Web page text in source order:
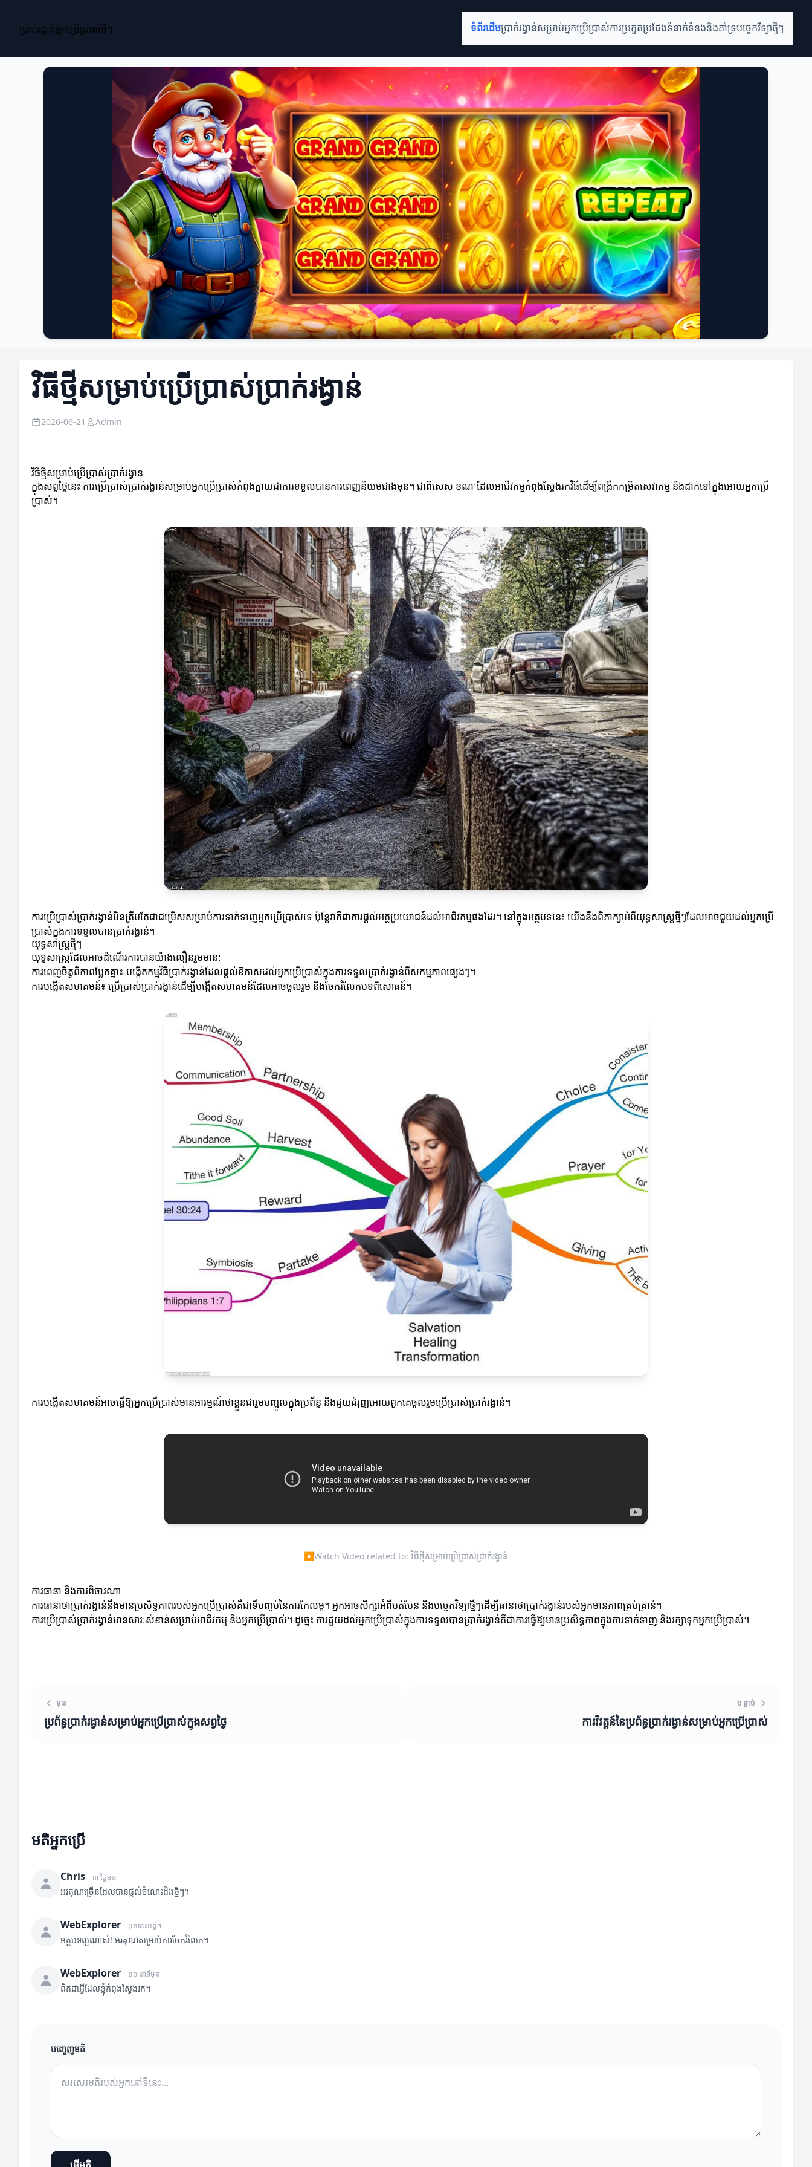
ប្រាក់រង្វាន់អ្នកប្រើប្រាស់ថ្មីៗ ទំព័រដើមប្រាក់រង្វាន់សម្រាប់អ្នកប្រើប្រាស់ការប្រកួតប្រជែងទំនាក់ទំនងនិងគាំទ្របច្ចេកវិទ្យាថ្មីៗ
វិធីថ្មីសម្រាប់ប្រើប្រាស់ប្រាក់រង្វាន់
2026-06-21 Admin
វិធីថ្មីសម្រាប់ប្រើប្រាស់ប្រាក់រង្វាន
ក្នុងសព្វថ្ងៃនេះ ការប្រើប្រាស់ប្រាក់រង្វាន់សម្រាប់អ្នកប្រើប្រាស់កំពុងក្លាយជាការទទួលបានការពេញនិយមជាងមុន។ ជាពិសេស ខណៈដែលអាជីវកម្មកំពុងស្វែងរកវិធីដើម្បីពង្រីកកម្រិតសេវាកម្ម និងដាក់ទៅក្នុងអោយអ្នកប្រើ
ប្រាស់។
ការប្រើប្រាស់ប្រាក់រង្វាន់មិនត្រឹមតែជាជម្រើសសម្រាប់ការទាក់ទាញអ្នកប្រើប្រាស់ទេ ប៉ុន្តែវាក៏ជាការផ្តល់អត្ថប្រយោជន៍ដល់អាជីវកម្មផងដែរ។ នៅក្នុងអត្ថបទនេះ យើងនឹងពិភាក្សាអំពីយុទ្ធសាស្ត្រថ្មីៗដែលអាចជួយដល់អ្នកប្រើ
ប្រាស់ក្នុងការទទួលបានប្រាក់រង្វាន់។
យុទ្ធសាស្ត្រថ្មីៗ
យុទ្ធសាស្ត្រដែលអាចដំណើរការបានយ៉ាងលឿនរួមមាន:
ការពេញចិត្តពីភាពប្លែកគ្នា៖ បង្កើតកម្មវិធីប្រាក់រង្វាន់ដែលផ្តល់ឱកាសដល់អ្នកប្រើប្រាស់ក្នុងការទទួលប្រាក់រង្វាន់ពីសកម្មភាពផ្សេងៗ។
ការបង្កើតសហគមន៍៖ ប្រើប្រាស់ប្រាក់រង្វាន់ដើម្បីបង្កើតសហគមន៍ដែលអាចចូលរួម និងចែករំលែកបទពិសោធន៍។
ការបង្កើតសហគមន៍អាចធ្វើឱ្យអ្នកប្រើប្រាស់មានអារម្មណ៍ថាខ្លួនជារួមបញ្ចូលក្នុងប្រព័ន្ធ និងជួយជំរុញអោយពួកគេចូលរួមប្រើប្រាស់ប្រាក់រង្វាន់។
▶Watch Video related to: វិធីថ្មីសម្រាប់ប្រើប្រាស់ប្រាក់រង្វាន់
ការធានា និងការពិចារណា
ការធានាថាប្រាក់រង្វាន់នឹងមានប្រសិទ្ធភាពរបស់អ្នកប្រើប្រាស់គឺជាទីបញ្ចប់នៃការកែលម្អ។ អ្នកអាចសិក្សាអំពីបត់បែន និងបច្ចេកវិទ្យាថ្មីៗដើម្បីធានាថាប្រាក់រង្វាន់របស់អ្នកមានភាពគ្រប់គ្រាន់។
ការប្រើប្រាស់ប្រាក់រង្វាន់មានសារៈសំខាន់សម្រាប់អាជីវកម្ម និងអ្នកប្រើប្រាស់។ ដូច្នេះ ការជួយដល់អ្នកប្រើប្រាស់ក្នុងការទទួលបានប្រាក់រង្វាន់គឺជាការធ្វើឱ្យមានប្រសិទ្ធភាពក្នុងការទាក់ទាញ និងរក្សាទុកអ្នកប្រើប្រាស់។
មុន
ប្រព័ន្ធប្រាក់រង្វាន់សម្រាប់អ្នកប្រើប្រាស់ក្នុងសព្វថ្ងៃ
បន្ទាប់
ការវិវត្តន៍នៃប្រព័ន្ធប្រាក់រង្វាន់សម្រាប់អ្នកប្រើប្រាស់
មតិអ្នកប្រើ
Chris ៣ ថ្ងៃមុន
អរគុណច្រើនដែលបានផ្តល់ចំណេះដឹងថ្មីៗ។
WebExplorer មុននេះបន្តិច
អត្ថបទល្អណាស់! អរគុណសម្រាប់ការចែករំលែក។
WebExplorer ១០ នាទីមុន
ពិតជាអ្វីដែលខ្ញុំកំពុងស្វែងរក។
បញ្ចេញមតិ